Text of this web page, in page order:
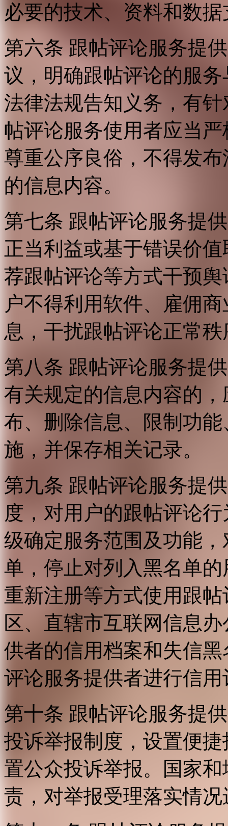
必要的技术、资料和数
第六条 跟帖评论服务提
议，明确跟帖评论的服
法律法规告知义务，有
帖评论服务使用者应当
尊重公序良俗，不得发
的信息内容。
第七条 跟帖评论服务提
正当利益或基于错误价
荐跟帖评论等方式干预
户不得利用软件、雇佣
息，干扰跟帖评论正常
第八条 跟帖评论服务提
有关规定的信息内容的
布、删除信息、限制功
施，并保存相关记录。
第九条 跟帖评论服务提
度，对用户的跟帖评论
级确定服务范围及功能
单，停止对列入黑名单
重新注册等方式使用跟
区、直辖市互联网信息
供者的信用档案和失信
评论服务提供者进行信用
第十条 跟帖评论服务提
投诉举报制度，设置便
置公众投诉举报。国家
责，对举报受理落实情